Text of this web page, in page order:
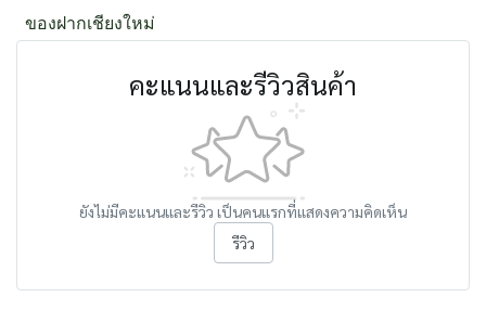
ของฝากเชียงใหม่
คะแนนและรีวิวสินค้า
ยังไม่มีคะแนนและรีวิว เป็นคนแรกที่แสดงความคิดเห็น
รีวิว